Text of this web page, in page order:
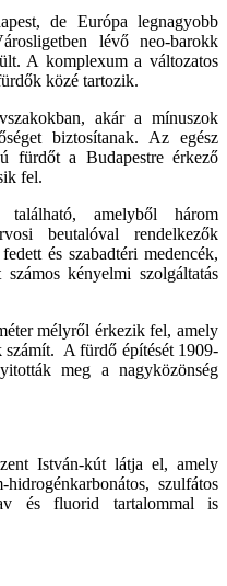
de Európa legnagyobb
lévő neo-barokk
A komplexum a változatos
közé tartozik.
akár a mínuszok
biztosítanak. Az egész
fürdőt a Budapestre érkező
fel.
amelyből három
beutalóval rendelkezők
és szabadtéri medencék,
kényelmi szolgáltatás
mélyről érkezik fel, amely
A fürdő építését 1909-
meg a nagyközönség
István-kút látja el, amely
szulfátos
és fluorid tartalommal is